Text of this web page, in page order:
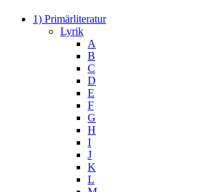
1) Primärliteratur
Lyrik
A
B
C
D
E
F
G
H
I
J
K
L